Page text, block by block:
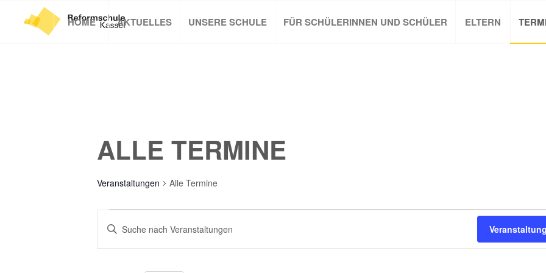
HOME AKTUELLES UNSERE SCHULE FÜR SCHÜLERINNEN UND SCHÜLER ELTERN
ALLE TERMINE
Veranstaltungen Alle Termine
VERANSTALTUNGEN
VERANSTALTUNGEN
SUCHE
UND
Bitte